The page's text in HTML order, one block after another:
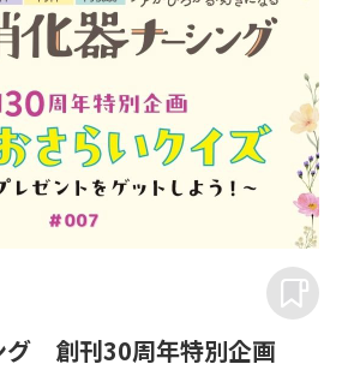
グ 創刊30周年特別企画